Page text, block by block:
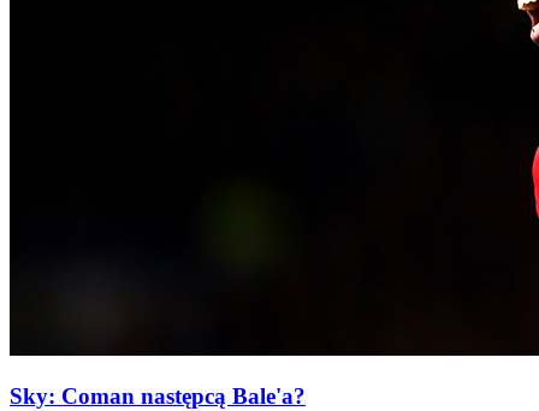
Sky: Coman następcą Bale'a?